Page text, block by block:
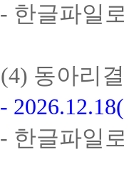
- 한글파일
(4) 동아리
- 2026.12.18(
- 한글파일